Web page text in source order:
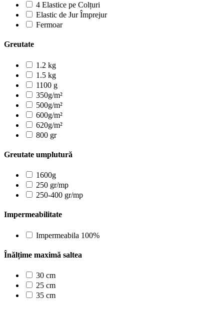
4 Elastice pe Colțuri
Elastic de Jur Împrejur
Fermoar
Greutate
1.2 kg
1.5 kg
1100 g
350g/m²
500g/m²
600g/m²
620g/m²
800 gr
Greutate umplutură
1600g
250 gr/mp
250-400 gr/mp
Impermeabilitate
Impermeabila 100%
Înălțime maximă saltea
30 cm
25 cm
35 cm